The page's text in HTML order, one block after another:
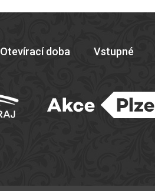
Otevírací doba Vstupné